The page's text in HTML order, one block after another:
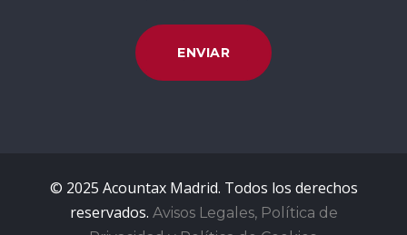
© 2025 Acountax Madrid. Todos los derechos
reservados. Avisos Legales, Política de